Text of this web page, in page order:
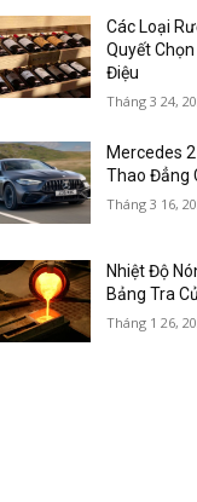
Các Loại
Quyết
Điệu
Tháng 3 24,
Mercedes
Thao Đẳng
Tháng 3 16,
Nhiệt Độ
Bảng Tra
Tháng 1 26,